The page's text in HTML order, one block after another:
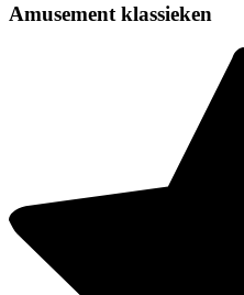
Amusement klassieken